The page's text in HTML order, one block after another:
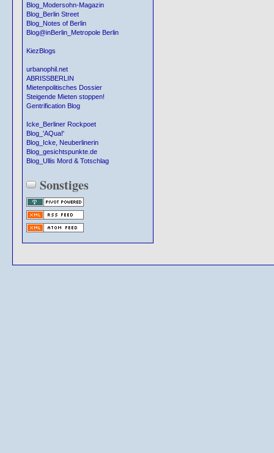
Blog_Modersohn-Magazin
Blog_Berlin Street
Blog_Notes of Berlin
Blog@inBerlin_Metropole Berlin
KiezBlogs
urbanophil.net
ABRISSBERLIN
Mietenpolitisches Dossier
Steigende Mieten stoppen!
Gentrification Blog
Icke_Berliner Rockpoet
Blog_'AQua!'
Blog_Icke, Neuberlinerin
Blog_gesichtspunkte.de
Blog_Ullis Mord & Totschlag
Sonstiges